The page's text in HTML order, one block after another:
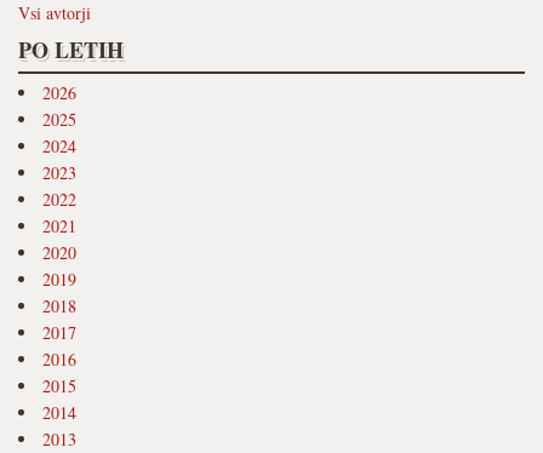
Vsi avtorji
PO LETIH
2026
2025
2024
2023
2022
2021
2020
2019
2018
2017
2016
2015
2014
2013